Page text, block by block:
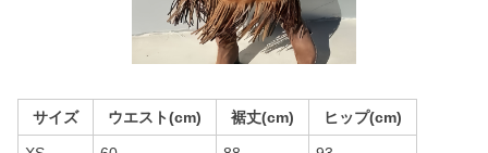
サイズ ウエスト(cm) 裾丈(cm) ヒップ(cm)